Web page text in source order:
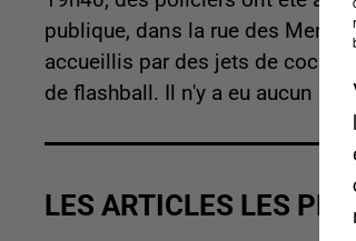
publique, dans la rue des
accueillis par des jets de
de flashball. Il n'y a eu aucun
LES ARTICLES LES